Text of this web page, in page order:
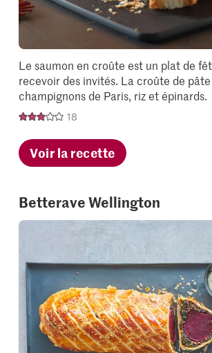
Le saumon en croûte est un plat de
recevoir des invités. La croûte de
champignons de Paris, riz et épinards.
18
Voir la recette
Betterave Wellington